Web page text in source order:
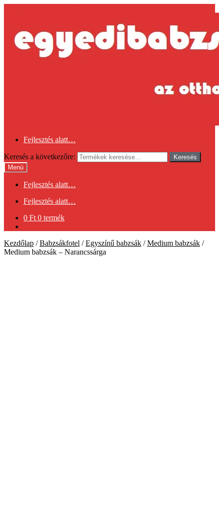
Fejlesztés alatt…
Keresés a következőre:
Keresés
Menü
Fejlesztés alatt…
Fejlesztés alatt…
0 Ft 0 termék
Kezdőlap /Babzsákfotel /Egyszínű babzsák /Medium babzsák /
Medium babzsák – Narancssárga